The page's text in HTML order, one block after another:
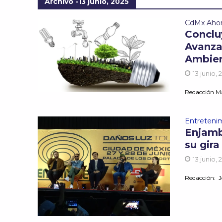
CdMx
13 junio,
Redacción
su
13 junio,
Redacción: